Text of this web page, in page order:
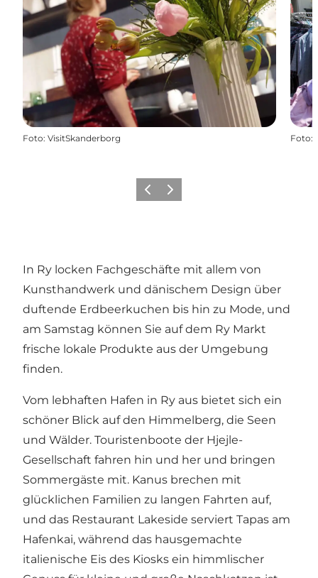
Foto: VisitSkanderborg Foto:
ZurückWeiter
In Ry locken Fachgeschäfte mit allem von
Kunsthandwerk und dänischem Design über
duftende Erdbeerkuchen bis hin zu Mode, und
am Samstag können Sie auf dem Ry Markt
frische lokale Produkte aus der Umgebung
finden.
Vom lebhaften Hafen in Ry aus bietet sich ein
schöner Blick aufden Himmelberg, die Seen
und Wälder. Touristenboote der Hjejle-
Gesellschaft fahren hin und her und bringen
Sommergäste mit. Kanus brechen mit
glücklichen Familien zu langen Fahrten auf,
und das Restaurant Lakeside serviert Tapas am
Hafenkai, während das hausgemachte
italienische Eis des Kiosks ein himmlischer